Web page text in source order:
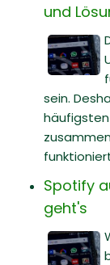
und
sein.
Spotify
geht's